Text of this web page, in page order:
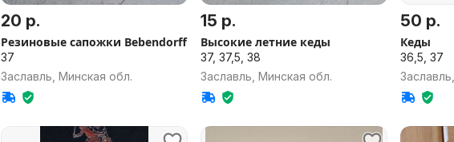
20 р.
Резиновые сапожки Bebendorff
37
Заславль, Минская обл.
15 р.
Высокие летние кеды
37, 37,5, 38
Заславль, Минская обл.
50 р.
Кеды
36,5, 37